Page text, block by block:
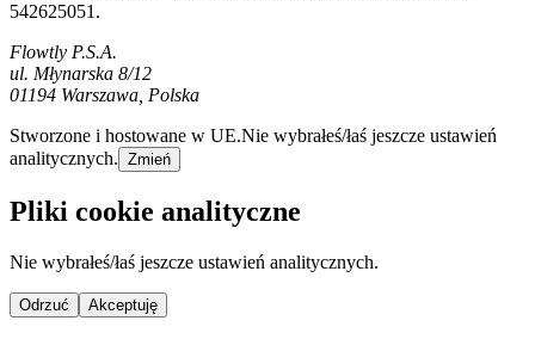
542625051.
Flowtly P.S.A.
ul. Młynarska 8/12
01194 Warszawa, Polska
Stworzone i hostowane w UE.Nie wybrałeś/łaś jeszcze ustawień
analitycznych. Zmień
Pliki cookie analityczne
Nie wybrałeś/łaś jeszcze ustawień analitycznych.
Odrzuć Akceptuję